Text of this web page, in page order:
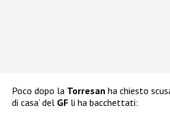
Poco dopo la Torresan ha chiesto
di casa’ del GF li ha bacchettati: